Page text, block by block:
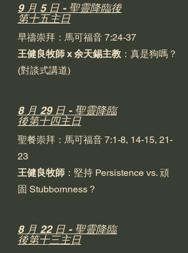
9 月 5 日 - 聖靈降臨後
第十五主日
早禱崇拜：馬可福音 7:24-37
王健良牧師 x 余天錫主教 ：真是狗嗎？
(對談式講道)
8 月 29 日 - 聖靈降臨
後第十四主日
聖餐崇拜：馬可福音 7:1-8, 14-15, 21-
23
王健良牧師 ：堅持 Persistence vs. 頑
固 Stubbornness？
8 月 22 日 - 聖靈降臨
後第十三主日